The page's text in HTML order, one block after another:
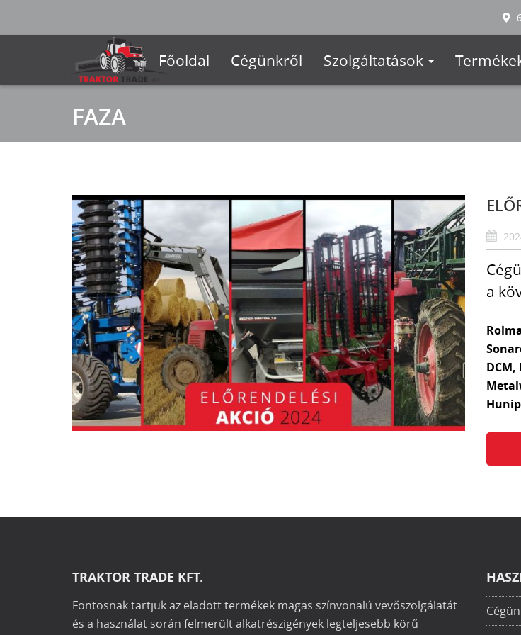
Főoldal Cégünkről Szolgáltatások
FAZA
a
DCM,
TRAKTOR TRADE KFT.
Fontosnak tartjuk az eladott termékek magas színvonalú vevőszolgálatát
és a használat során felmerült alkatrészigények legteljesebb körű